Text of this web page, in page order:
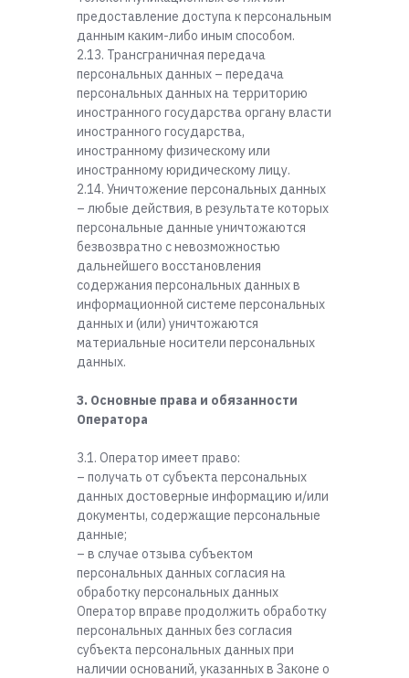
предоставление доступа к персональным
данным каким-либо иным способом.
2.13. Трансграничная передача
персональных данных – передача
персональных данных на территорию
иностранного государства органу власти
иностранного государства,
иностранному физическому или
иностранному юридическому лицу.
2.14. Уничтожение персональных данных
– любые действия, в результате которых
персональные данные уничтожаются
безвозвратно с невозможностью
дальнейшего восстановления
содержания персональных данных в
информационной системе персональных
данных и (или) уничтожаются
материальные носители персональных
данных.
3. Основные права и обязанности
Оператора
3.1. Оператор имеет право:
– получать от субъекта персональных
данных достоверные информацию и/или
документы, содержащие персональные
данные;
– в случае отзыва субъектом
персональных данных согласия на
обработку персональных данных
Оператор вправе продолжить обработку
персональных данных без согласия
субъекта персональных данных при
наличии оснований, указанных в Законе о